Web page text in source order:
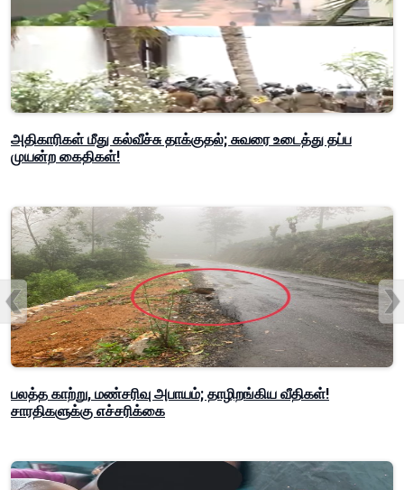
அதிகாரிகள் மீது கல்வீச்சு தாக்குதல்; சுவரை உடைத்து தப்ப
முயன்ற கைதிகள்!
பலத்த காற்று, மண்சரிவு அபாயம்; தாழிறங்கிய வீதிகள்!
சாரதிகளுக்கு எச்சரிக்கை